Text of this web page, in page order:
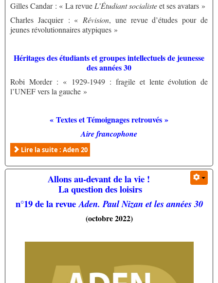
Gilles Candar : « La revueL’Étudiant socialisteet ses avatars »
Charles Jacquier : «Révision, une revue d’études pour de
jeunes révolutionnaires atypiques »
Héritages des étudiants et groupes intellectuels de jeunesse
des années 30
Robi Morder : « 1929-1949 : fragile et lente évolution de
l’UNEF vers la gauche »
« Textes et Témoignages retrouvés »
Aire francophone
Lire la suite : Aden 20
Allons au-devant de la vie !
La question des loisirs
n°19 de la revueAden. Paul Nizan et les années 30
(octobre 2022)